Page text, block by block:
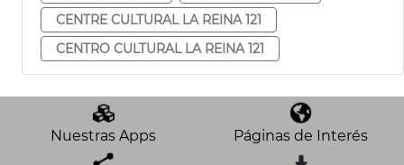
CENTRE CULTURAL LA REINA 121
CENTRO CULTURAL LA REINA 121
Nuestras Apps Páginas de Interés